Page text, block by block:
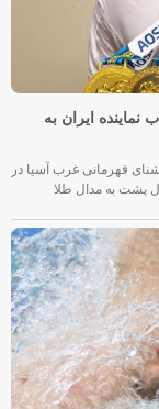
ایران به
قهرمانی غرب آسیا در